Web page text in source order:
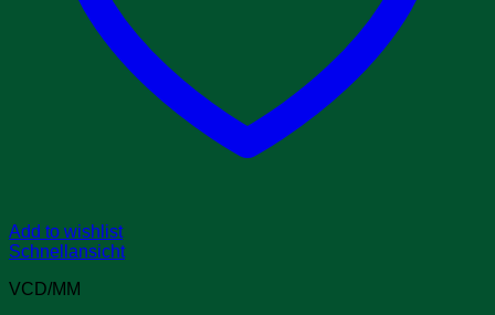
Add to wishlist
Schnellansicht
VCD/MM